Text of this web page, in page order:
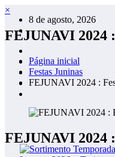
Pular
para
o
conteúdo
8 de agosto, 2026
×
FEJUNAVI 2024
Página inicial
Festas Juninas
FEJUNAVI 2024 :
FEJUNAVI 2024